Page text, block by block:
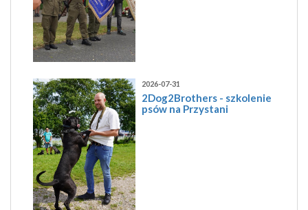
2026-07-31
2Dog2Brothers - szkolenie
psów na Przystani